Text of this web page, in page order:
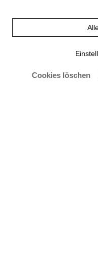
Cookies löschen
500 Outfits und 75
Veranstaltung ihrer
an prominenter
Kunsthochschulen, in